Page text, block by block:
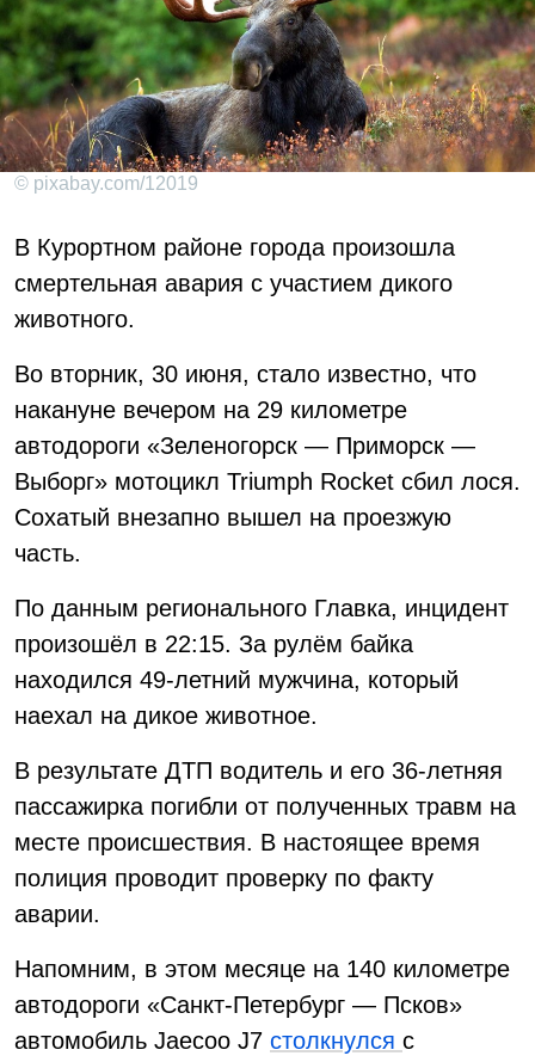
© pixabay.com/12019
В Курортном районе города произошла
смертельная авария с участием дикого
животного.
Во вторник, 30 июня, стало известно, что
накануне вечером на 29 километре
автодороги «Зеленогорск — Приморск —
Выборг» мотоцикл Triumph Rocket сбил лося.
Сохатый внезапно вышел на проезжую
часть.
По данным регионального Главка, инцидент
произошёл в 22:15. За рулём байка
находился 49-летний мужчина, который
наехал на дикое животное.
В результате ДТП водитель и его 36-летняя
пассажирка погибли от полученных травм на
месте происшествия. В настоящее время
полиция проводит проверку по факту
аварии.
Напомним, в этом месяце на 140 километре
автодороги «Санкт-Петербург — Псков»
автомобиль Jaecoo J7 столкнулся с